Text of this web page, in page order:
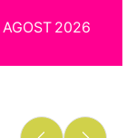
AGOST 2026